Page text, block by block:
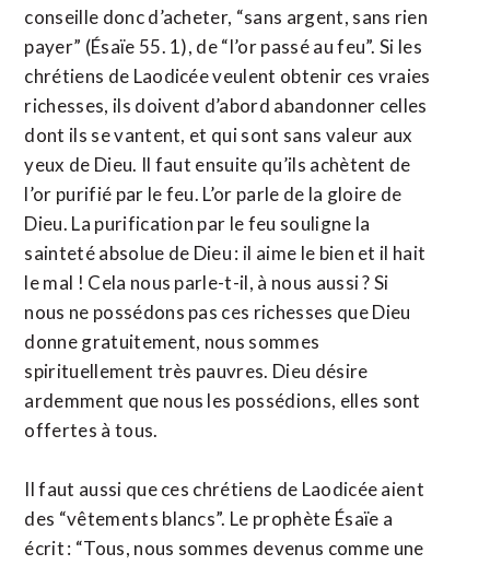
conseille donc d’acheter, “sans argent, sans rien
payer” (Ésaïe 55. 1), de “l’or passé au feu”. Si les
chrétiens de Laodicée veulent obtenir ces vraies
richesses, ils doivent d’abord abandonner celles
dont ils se vantent, et qui sont sans valeur aux
yeux de Dieu. Il faut ensuite qu’ils achètent de
l’or purifié par le feu. L’or parle de la gloire de
Dieu. La purification par le feu souligne la
sainteté absolue de Dieu : il aime le bien et il hait
le mal ! Cela nous parle-t-il, à nous aussi ? Si
nous ne possédons pas ces richesses que Dieu
donne gratuitement, nous sommes
spirituellement très pauvres. Dieu désire
ardemment que nous les possédions, elles sont
offertes à tous.
Il faut aussi que ces chrétiens de Laodicée aient
des “vêtements blancs”. Le prophète Ésaïe a
écrit : “Tous, nous sommes devenus comme une